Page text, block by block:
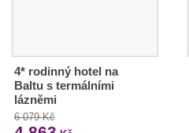
4* rodinný hotel na
Baltu s termálními
lázněmi
6 079 Kč